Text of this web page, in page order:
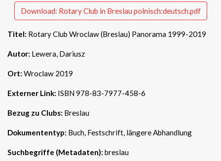
Download: Rotary Club in Breslau polnisch:deutsch.pdf
Titel: Rotary Club Wroclaw (Breslau) Panorama 1999-2019
Autor: Lewera, Dariusz
Ort: Wroclaw 2019
Externer Link: ISBN 978-83-7977-458-6
Bezug zu Clubs: Breslau
Dokumententyp: Buch, Festschrift, längere Abhandlung
Suchbegriffe (Metadaten): breslau